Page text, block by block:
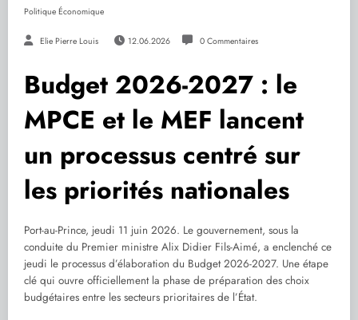
Politique Économique
Elie Pierre Louis 12.06.2026 0 Commentaires
Budget 2026-2027 : le
MPCE et le MEF lancent
un processus centré sur
les priorités nationales
Port-au-Prince, jeudi 11 juin 2026. Le gouvernement, sous la
conduite du Premier ministre Alix Didier Fils-Aimé, a enclenché ce
jeudi le processus d’élaboration du Budget 2026-2027. Une étape
clé qui ouvre officiellement la phase de préparation des choix
budgétaires entre les secteurs prioritaires de l’État.